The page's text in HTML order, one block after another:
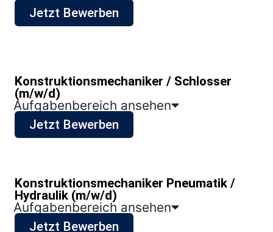
Jetzt Bewerben
Konstruktionsmechaniker / Schlosser
(m/w/d)
Aufgabenbereich ansehen
Jetzt Bewerben
Konstruktionsmechaniker Pneumatik /
Hydraulik (m/w/d)
Aufgabenbereich ansehen
Jetzt Bewerben